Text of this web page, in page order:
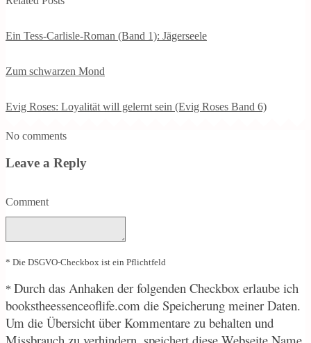
Ein Tess-Carlisle-Roman (Band 1): Jägerseele
Zum schwarzen Mond
Evig Roses: Loyalität will gelernt sein (Evig Roses Band 6)
No comments
Leave a Reply
Comment
* Die DSGVO-Checkbox ist ein Pflichtfeld
* Durch das Anhaken der folgenden Checkbox erlaube ich
bookstheessenceoflife.com die Speicherung meiner Daten.
Um die Übersicht über Kommentare zu behalten und